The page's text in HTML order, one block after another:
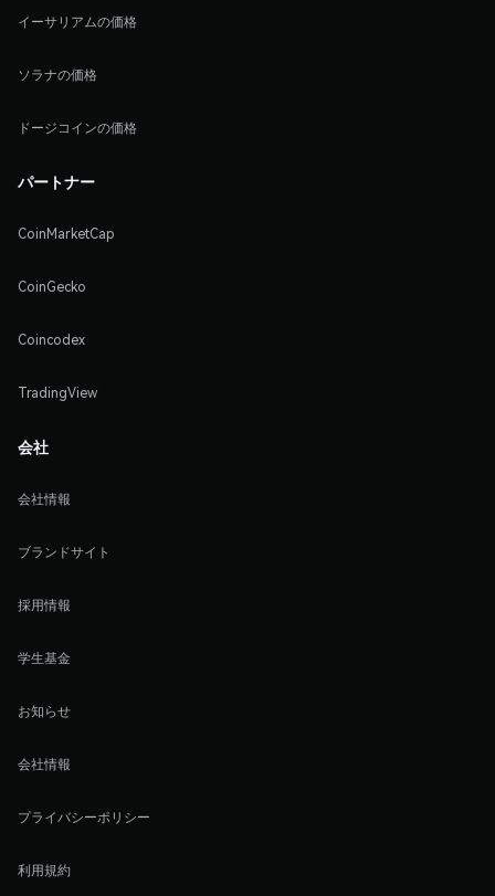
イーサリアムの価格
ソラナの価格
ドージコインの価格
パートナー
CoinMarketCap
CoinGecko
Coincodex
TradingView
会社
会社情報
ブランドサイト
採用情報
学生基金
お知らせ
会社情報
プライバシーポリシー
利用規約